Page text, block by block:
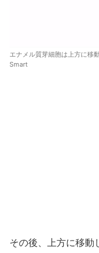
エナメル質芽細胞は上方に移
Smart
その後、上方に移動